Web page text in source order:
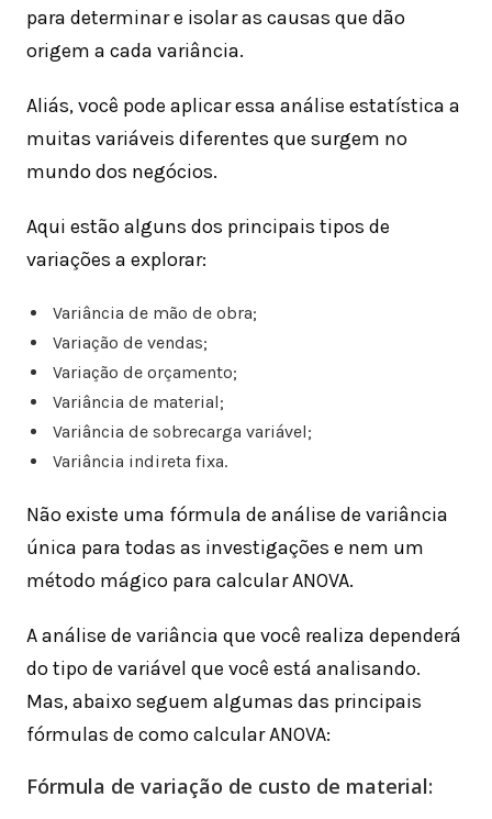
para determinar e isolar as causas que dão
origem a cada variância.
Aliás, você pode aplicar essa análise estatística a
muitas variáveis ​​diferentes que surgem no
mundo dos negócios.
Aqui estão alguns dos principais tipos de
variações a explorar:
Variância de mão de obra;
Variação de vendas;
Variação de orçamento;
Variância de material;
Variância de sobrecarga variável;
Variância indireta fixa.
Não existe uma fórmula de análise de variância
única para todas as investigações e nem um
método mágico para calcular ANOVA.
A análise de variância que você realiza dependerá
do tipo de variável que você está analisando.
Mas, abaixo seguem algumas das principais
fórmulas de como calcular ANOVA:
Fórmula de variação de custo de material: